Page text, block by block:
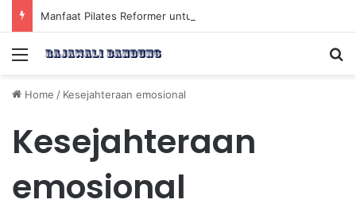
Menu
Home / Kesejahteraan emosional
Kesejahteraan
emosional